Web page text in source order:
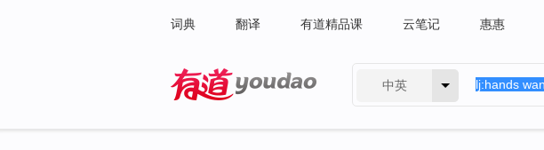
词典 翻译 有道精品课 云笔记 惠惠
中英